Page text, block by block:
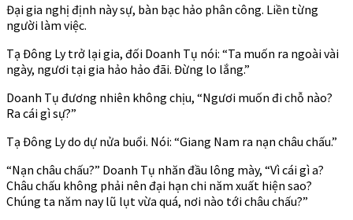
Đại gia nghị định này sự, bàn bạc hảo phân công. Liền từng
người làm việc.
Tạ Đông Ly trở lại gia, đối Doanh Tụ nói: “Ta muốn ra ngoài vài
ngày, ngươi tại gia hảo hảo đãi. Đừng lo lắng.”
Doanh Tụ đương nhiên không chịu, “Ngươi muốn đi chỗ nào?
Ra cái gì sự?”
Tạ Đông Ly do dự nửa buổi. Nói: “Giang Nam ra nạn châu chấu.”
“Nạn châu chấu?” Doanh Tụ nhăn đầu lông mày, “Vì cái gì a?
Châu chấu không phải nên đại hạn chi năm xuất hiện sao?
Chúng ta năm nay lũ lụt vừa quá, nơi nào tới châu chấu?”